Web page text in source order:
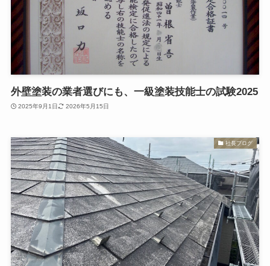
外壁塗装の業者選びにも、一級塗装技能士の試験2025
2025年9月1日 2026年5月15日
社長ブログ